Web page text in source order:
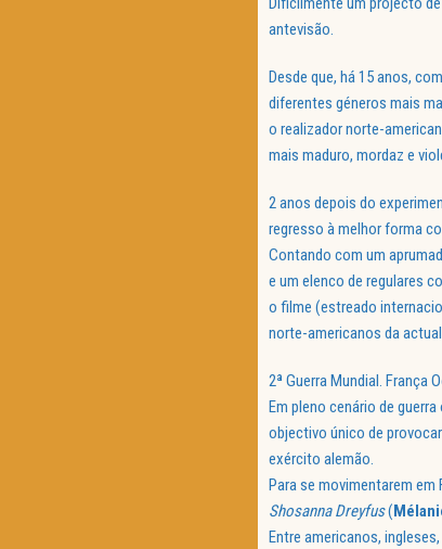
antevisão.
Desde que, há 15 anos, com
diferentes géneros mais
o realizador norte-
mais maduro, mordaz e
2 anos depois do
regresso à melhor forma
Contando com um
e um elenco de regulares
o filme (estreado
norte-americanos da
2ª Guerra Mundial. França
Em pleno cenário de
objectivo único de
exército alemão.
Para se movimentarem
Shosanna Dreyfus(
Entre americanos,